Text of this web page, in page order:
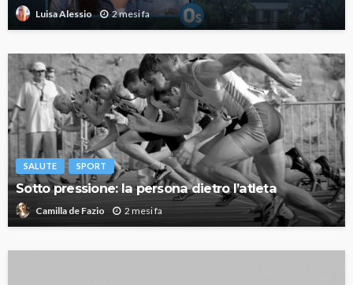
Luisa Alessio 2 mesi fa
SALUTE SPORT
Sotto pressione: la persona dietro l’atleta
Camilla de Fazio 2 mesi fa